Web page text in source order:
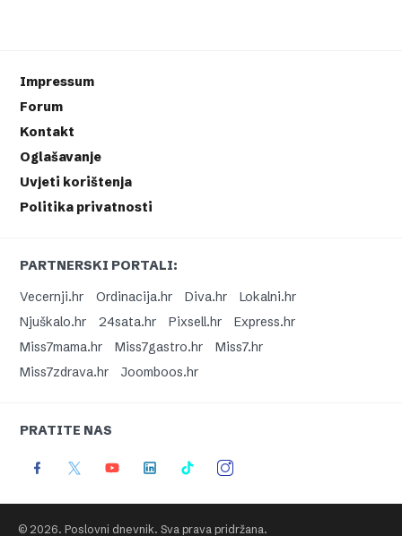
Impressum
Forum
Kontakt
Oglašavanje
Uvjeti korištenja
Politika privatnosti
PARTNERSKI PORTALI:
Vecernji.hr
Ordinacija.hr Diva.hr
Lokalni.hr
Njuškalo.hr
24sata.hr Pixsell.hr
Express.hr
Miss7mama.hr
Miss7gastro.hr
Miss7.hr
Miss7zdrava.hr
Joomboos.hr
PRATITE NAS
© 2026. Poslovni dnevnik. Sva prava pridržana.